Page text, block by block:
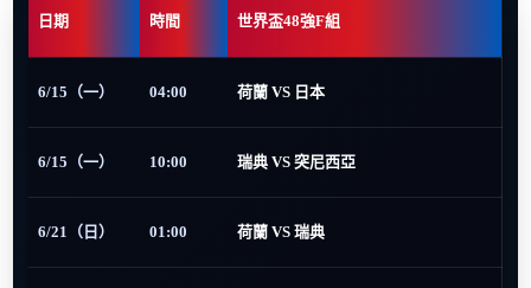
日期 時間 世界盃48強F組
6/15（一） 04:00 荷蘭 VS 日本
6/15（一） 10:00 瑞典 VS 突尼西亞
6/21（日） 01:00 荷蘭 VS 瑞典